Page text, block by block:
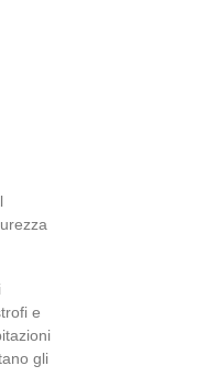
e
gli